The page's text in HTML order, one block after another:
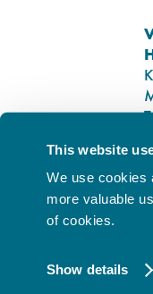
This website
We use cookies
more valuable
of cookies.
Show details